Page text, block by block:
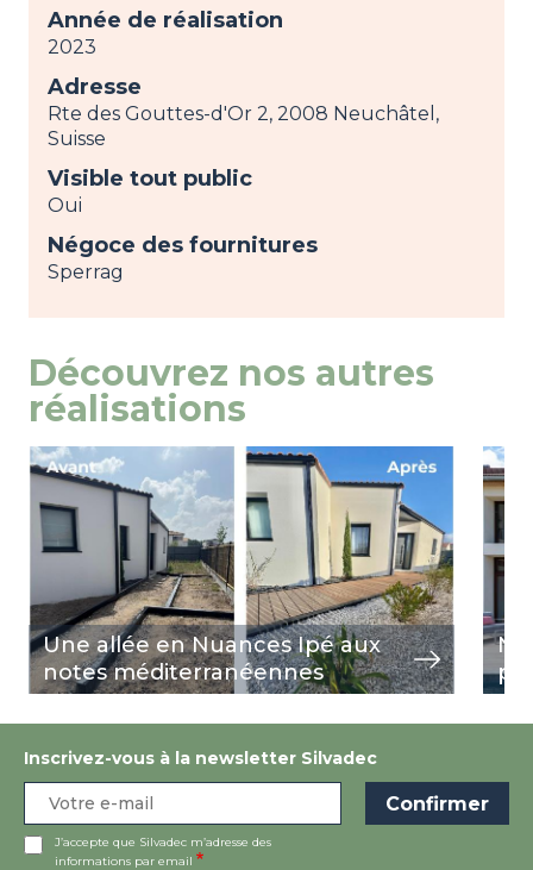
Année de réalisation
2023
Adresse
Rte des Gouttes-d'Or 2, 2008 Neuchâtel,
Suisse
Visible tout public
Oui
Négoce des fournitures
Sperrag
Découvrez nos autres
réalisations
Une allée en Nuances Ipé aux
notes méditerranéennes
Image
view view
Inscrivez-vous à la newsletter Silvadec
J’accepte que Silvadec m’adresse des
informations par email